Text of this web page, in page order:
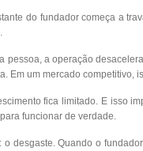
do fundador começa a
pessoa, a operação
Em um mercado competitivo,
fica limitado. E isso
funcionar de verdade.
desgaste. Quando o